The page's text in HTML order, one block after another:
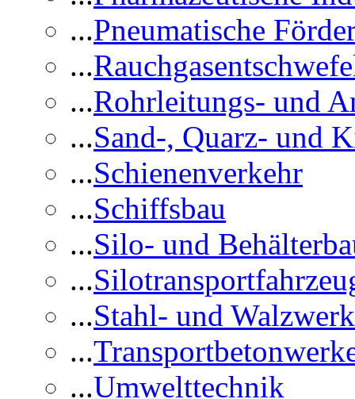
...Pneumatische
...
...Rohrleitungs- und
...Sand-, Quarz- und
...Schienenverkehr
...Schiffsbau
...Silo- und
...
...Stahl- und
...
...Umwelttechnik